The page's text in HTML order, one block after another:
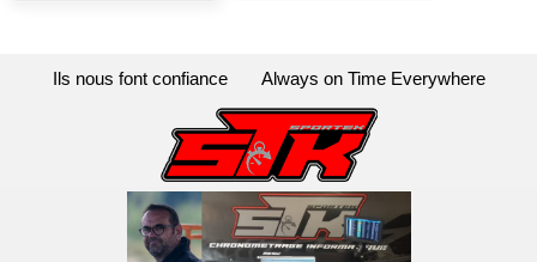
Ils nous font confiance Always on Time Everywhere